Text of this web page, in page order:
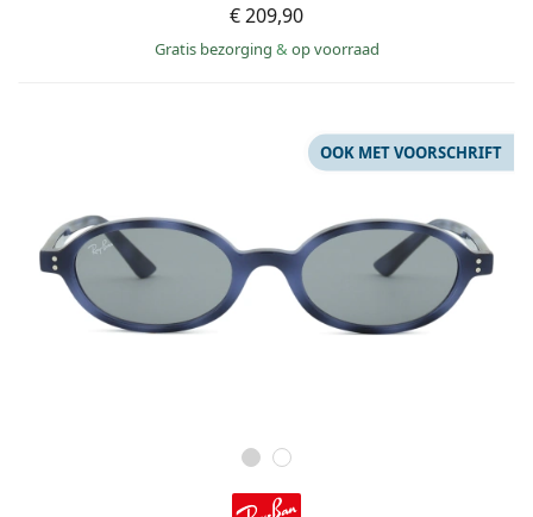
€ 209,90
Gratis bezorging & op voorraad
OOK MET VOORSCHRIFT